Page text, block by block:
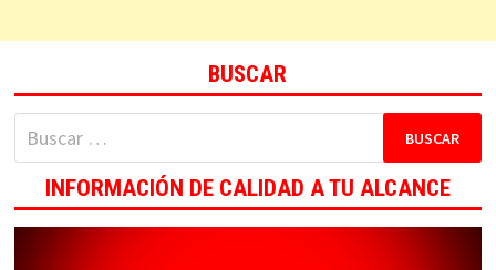
BUSCAR
Buscar:
INFORMACIÓN DE CALIDAD A TU ALCANCE